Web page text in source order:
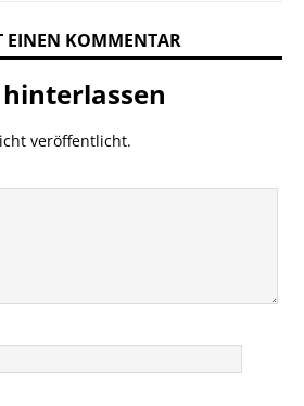
EINEN KOMMENTAR
veröffentlicht.